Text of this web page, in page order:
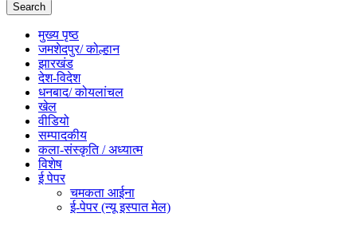
Search
मुख्य पृष्ठ
जमशेदपुर/ कोल्हान
झारखंड
देश-विदेश
धनबाद/ कोयलांचल
खेल
वीडियो
सम्पादकीय
कला-संस्कृति / अध्यात्म
विशेष
ई पेपर
चमकता आईना
ई-पेपर (न्यू इस्पात मेल)